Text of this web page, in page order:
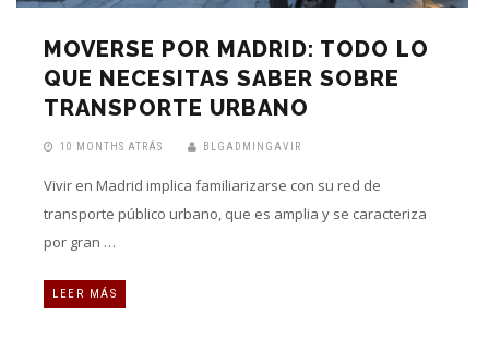
MOVERSE POR MADRID: TODO LO
QUE NECESITAS SABER SOBRE
TRANSPORTE URBANO
10 MONTHS ATRÁS BLGADMINGAVIR
Vivir en Madrid implica familiarizarse con su red de
transporte público urbano, que es amplia y se caracteriza
por gran …
LEER MÁS